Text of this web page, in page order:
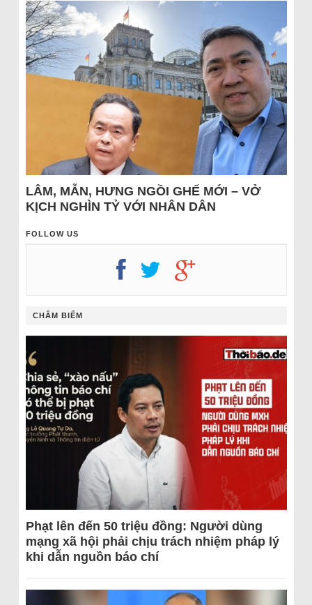
LÂM, MẪN, HƯNG NGỒI GHẾ MỚI – VỞ
KỊCH NGHÌN TỶ VỚI NHÂN DÂN
FOLLOW US
CHÂM BIẾM
Phạt lên đến 50 triệu đồng: Người dùng
mạng xã hội phải chịu trách nhiệm pháp lý
khi dẫn nguồn báo chí